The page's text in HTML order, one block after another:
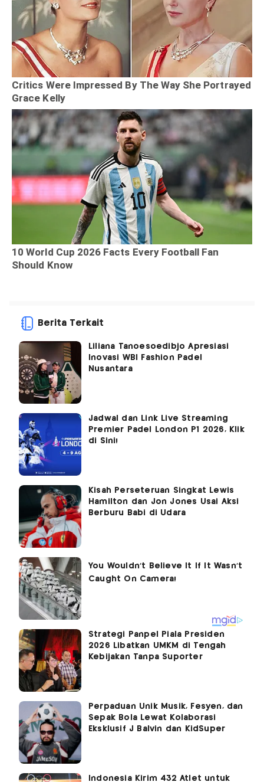
Berita Terkait
Liliana Tanoesoedibjo Apresiasi
Inovasi WBI Fashion Padel
Nusantara
Jadwal dan Link Live Streaming
Premier Padel London P1 2026, Klik
di Sini!
Kisah Perseteruan Singkat Lewis
Hamilton dan Jon Jones Usai Aksi
Berburu Babi di Udara
Strategi Panpel Piala Presiden
2026 Libatkan UMKM di Tengah
Kebijakan Tanpa Suporter
Perpaduan Unik Musik, Fesyen, dan
Sepak Bola Lewat Kolaborasi
Eksklusif J Balvin dan KidSuper
Indonesia Kirim 432 Atlet untuk